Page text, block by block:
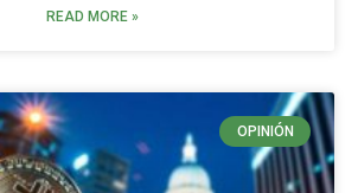
READ MORE »
OPINIÓN